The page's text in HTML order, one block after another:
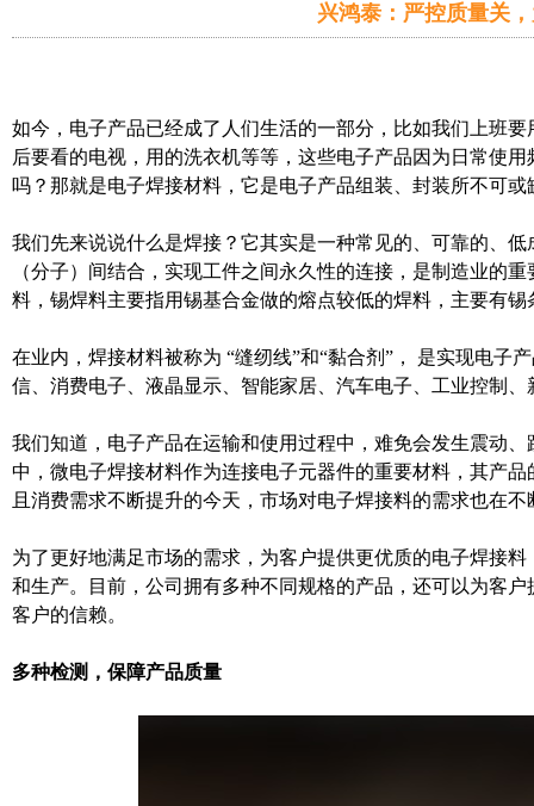
兴鸿泰：严控质量关
如今，电子产品已经成了人们生活的一部分，比如我们上班
后要看的电视，用的洗衣机等等，这些电子产品因为日常使
吗？那就是电子焊接材料 ，它是电子产品组装、封装所不可
我们先来说说什么是焊接？它其实是一种常见的、 可靠的、 低
（分子）间结合，实现工件之间永久性的连接，是制造业的
料，锡焊料主要指用锡基合金做的熔点较低的焊料，主要有
在业内，焊接材料被称为 “缝纫线”和“黏合剂”， 是实现电子
信、消费电子、液晶显示、智能家居、汽车电子、工业控制
我们知道，电子产品在运输和使用过程中，难免会发生震动
中，微电子焊接材料作为连接电子元器件的重要材料，其产
且消费需求不断提升的今天，市场对电子焊接料的需求也在不
为了更好地满足市场的需求，为客户提供更优质的电子焊接料
和生产。目前，公司拥有多种不同规格的产品，还可以为客
客户的信赖。
多种检测，保障产品质量